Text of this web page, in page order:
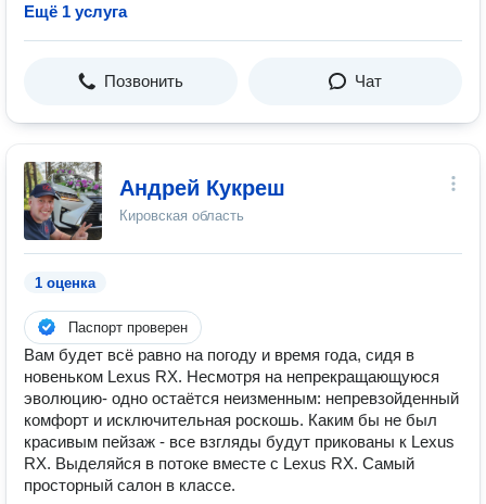
Ещё 1 услуга
Позвонить Чат
Андрей Кукреш
Кировская область
1 оценка
Паспорт проверен
Вам будет всё равно на погоду и время года, сидя в
новеньком Lexus RX. Несмотря на непрекращающуюся
эволюцию- одно остаётся неизменным: непревзойденный
комфорт и исключительная роскошь. Каким бы не был
красивым пейзаж - все взгляды будут прикованы к Lexus
RX. Выделяйся в потоке вместе с Lexus RX. Самый
просторный салон в классе.